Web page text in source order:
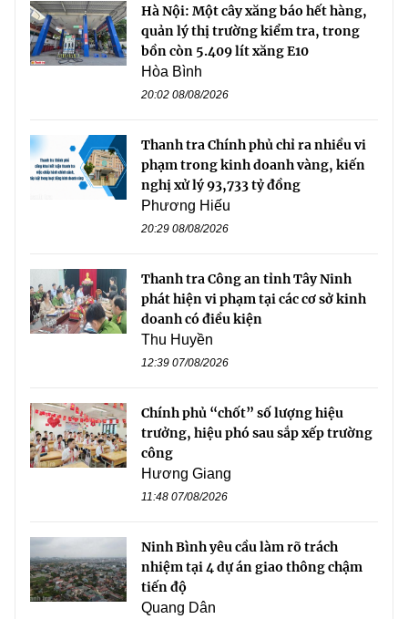
Hà Nội: Một cây xăng báo hết hàng,
quản lý thị trường kiểm tra, trong
bồn còn 5.409 lít xăng E10
Hòa Bình
20:02 08/08/2026
Thanh tra Chính phủ chỉ ra nhiều vi
phạm trong kinh doanh vàng, kiến
nghị xử lý 93,733 tỷ đồng
Phương Hiếu
20:29 08/08/2026
Thanh tra Công an tỉnh Tây Ninh
phát hiện vi phạm tại các cơ sở kinh
doanh có điều kiện
Thu Huyền
12:39 07/08/2026
Chính phủ “chốt” số lượng hiệu
trưởng, hiệu phó sau sắp xếp trường
công
Hương Giang
11:48 07/08/2026
Ninh Bình yêu cầu làm rõ trách
nhiệm tại 4 dự án giao thông chậm
tiến độ
Quang Dân